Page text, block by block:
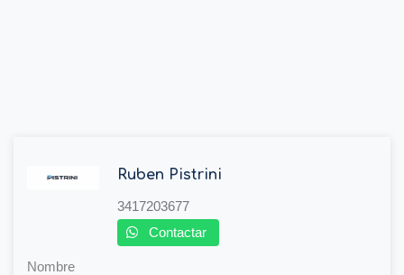
Ruben Pistrini
3417203677
Contactar
Nombre